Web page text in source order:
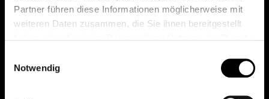
Partner führen diese Informationen möglicherweise mit
weiteren Daten zusammen, die Sie ihnen bereitgestellt
Notwendig
0€ Ausgabeaufschlag und 0€ Depotgebühren bei
knapp 2000 Fonds und 0€ Orderspesen.